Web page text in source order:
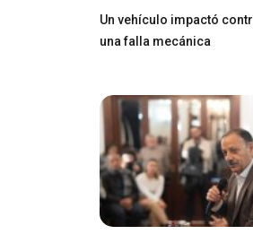
Un vehículo impactó
una falla mecánica